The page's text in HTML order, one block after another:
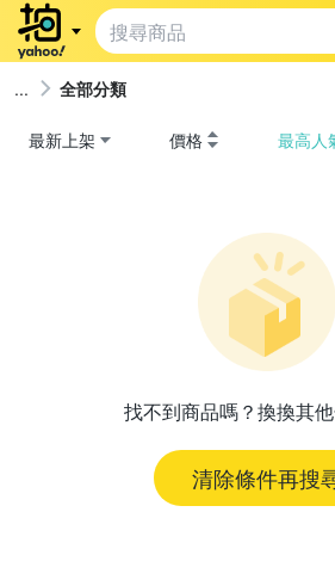
全部分類
最新上架 價格 最高人
找不到商品嗎？換換其他
清除條件再搜